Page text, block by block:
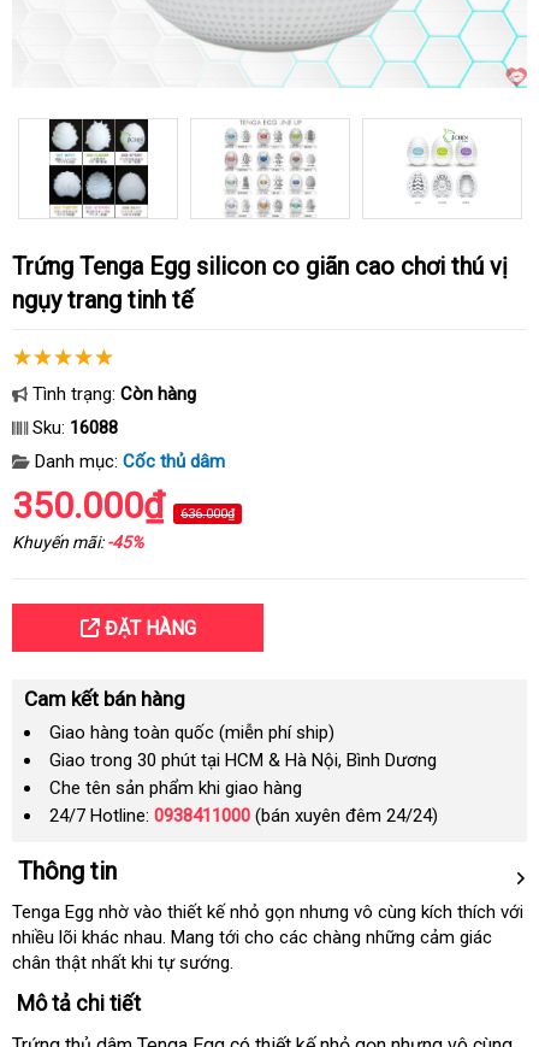
Trứng Tenga Egg silicon co giãn cao chơi thú vị
ngụy trang tinh tế
Tình trạng: Còn hàng
Sku: 16088
Danh mục: Cốc thủ dâm
350.000₫ 636.000₫
Khuyến mãi:-45%
ĐẶT HÀNG
Cam kết bán hàng
Giao hàng toàn quốc (miễn phí ship)
Giao trong 30 phút tại HCM & Hà Nội, Bình Dương
Che tên sản phẩm khi giao hàng
24/7 Hotline: 0938411000 (bán xuyên đêm 24/24)
Thông tin
Tenga Egg nhờ vào thiết kế nhỏ gọn đặt
mua
nhưng vô cùng kích thích danh
với
nhiều lõi khác nhaugiảm
giá
. Mang tới cho thế
các chàng giá
những cảm giác
chân thật nhất khi tự sướng.
Mô tả chi tiết